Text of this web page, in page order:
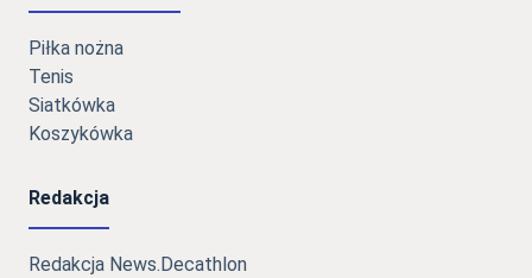
Piłka nożna
Tenis
Siatkówka
Koszykówka
Redakcja
Redakcja News.Decathlon